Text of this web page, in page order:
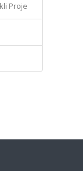
Proje